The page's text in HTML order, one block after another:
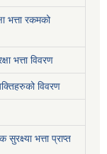
भत्ता रकमको
भत्ता विवरण
विवरण
भत्ता प्राप्त